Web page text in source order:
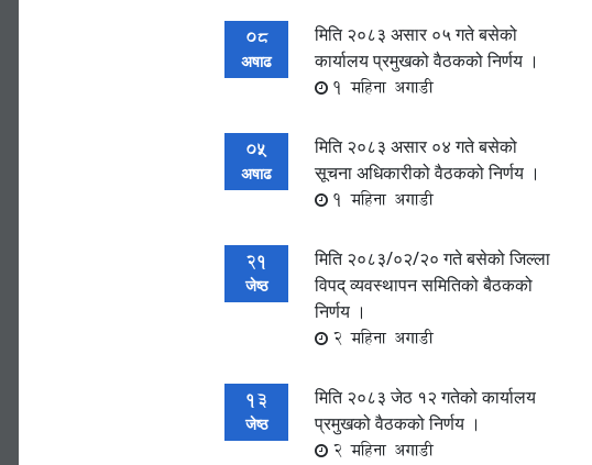
08
अषाढ
मिति २०८३ असार ०५ गते बसेको
कार्यालय प्रमुखको वैठकको निर्णय ।
1 महिना अगाडी
05
अषाढ
मिति २०८३ असार ०४ गते बसेको
सूचना अधिकारीको वैठकको निर्णय ।
1 महिना अगाडी
21
जेष्ठ
मिति २०८३/०२/२० गते बसेको जिल्ला
विपद् व्यवस्थापन समितिको बैठकको
निर्णय ।
2 महिना अगाडी
13
जेष्ठ
मिति २०८३ जेठ १२ गतेको कार्यालय
प्रमुखको वैठकको निर्णय ।
2 महिना अगाडी